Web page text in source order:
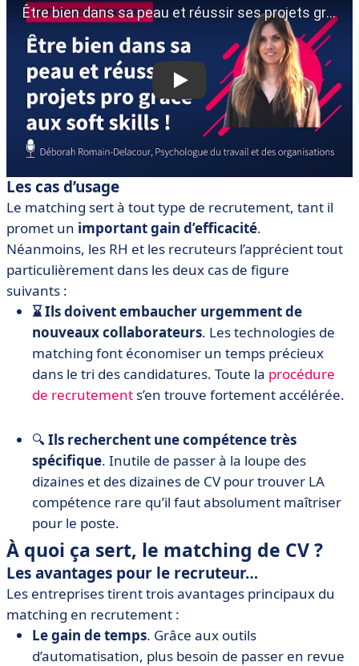
Les cas d’usage
Le matching sert à tout type de recrutement, tant il
promet un important gain d’efficacité.
Néanmoins, les RH et les recruteurs l’apprécient tout
particulièrement dans les deux cas de figure
suivants :
⌛ Ils doivent embaucher urgemment de
nouveaux collaborateurs. Les technologies de
matching font économiser un temps précieux
dans le tri des candidatures. Toute la procédure
de recrutement s’en trouve fortement accélérée.
🔍Ils recherchent une compétence très
spécifique. Inutile de passer à la loupe des
dizaines et des dizaines de CV pour trouver LA
compétence rare qu’il faut absolument maîtriser
pour le poste.
À quoi ça sert, le matching de CV ?
Les avantages pour le recruteur…
Les entreprises tirent trois avantages principaux du
matching en recrutement :
Le gain de temps. Grâce aux outils
d’automatisation, plus besoin de passer en revue